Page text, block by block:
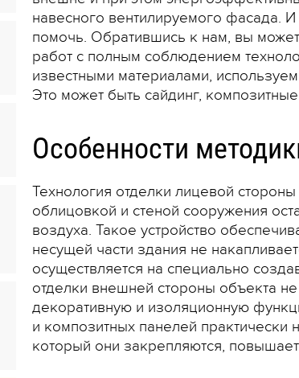
навесного вентилируемого фасада.
помочь. Обратившись к нам, вы
работ с полным соблюдением
известными материалами,
Это может быть сайдинг,
Особенности
Технология отделки лицевой
облицовкой и стеной сооружения
воздуха. Такое устройство
несущей части здания не
осуществляется на специально
отделки внешней стороны объекта
декоративную и изоляционную
и композитных панелей практически
который они закрепляются,